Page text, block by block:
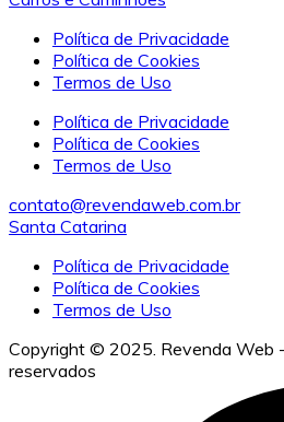
Política de Privacidade
Política de Cookies
Termos de Uso
Política de Privacidade
Política de Cookies
Termos de Uso
contato@revendaweb.com.br
Santa Catarina
Política de Privacidade
Política de Cookies
Termos de Uso
Copyright © 2025. Revenda Web
reservados